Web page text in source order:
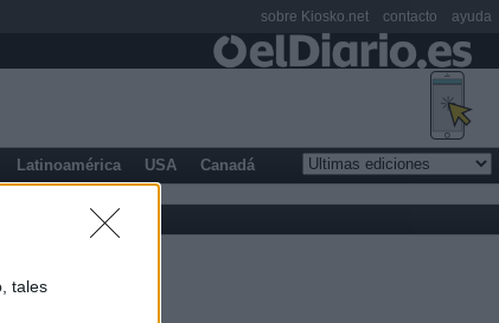
tales
Latinoamérica USA Canadá
sobre Kiosko.net contacto ayuda